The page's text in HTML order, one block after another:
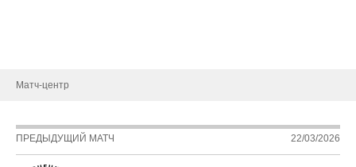
Матч-центр
ПРЕДЫДУЩИЙ МАТЧ 22/03/2026